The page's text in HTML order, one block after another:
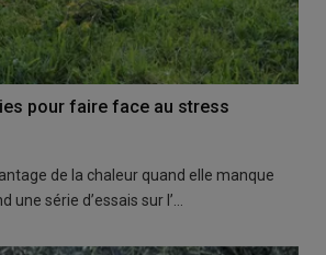
pour faire face au stress
de la chaleur quand elle manque
une série d’essais sur l’…